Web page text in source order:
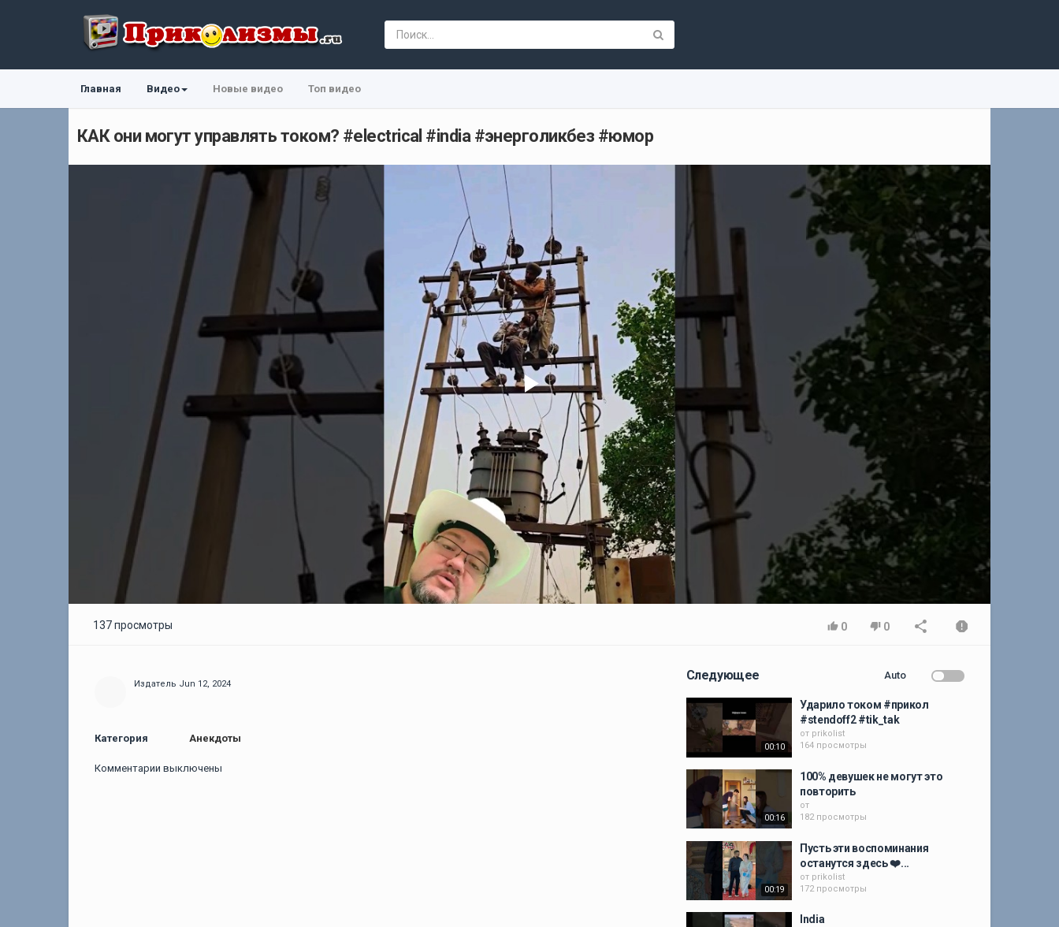
Главная Видео Новые видео Топ видео
КАК они могут управлять током? #electrical #india #энерголикбез #юмор
Play
Video
137 просмотры 0 0
Издатель Jun 12, 2024
Категория Анекдоты
Комментарии выключены
Следующее Auto
00:10
Ударило током #прикол
#stendoff2 #tik_tak
от prikolist
164 просмотры
00:16
100% девушек не могут это
повторить
от
182 просмотры
00:19
Пусть эти воспоминания
останутся здесь ❤️...
от prikolist
172 просмотры
India